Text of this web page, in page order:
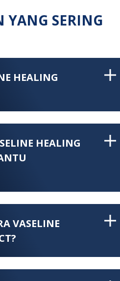
YANG SERING
HEALING
HEALING
VASELINE